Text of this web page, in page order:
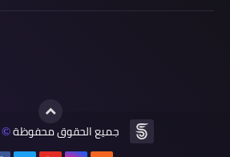
جميع الحقوق محفوظة ©